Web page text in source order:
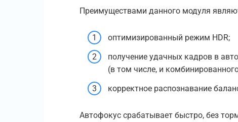
Преимуществами данного модуля
оптимизированный режим HDR;
получение удачных кадров в
(в том числе, и
корректное распознавание
Автофокус срабатывает быстро, без